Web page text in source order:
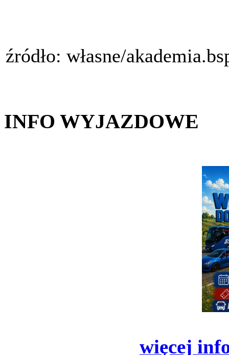
źródło: własne/
INFO WYJAZDOWE
więcej